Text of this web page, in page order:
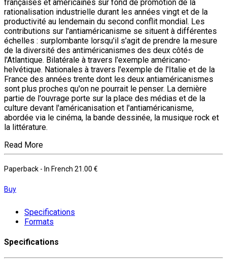
françaises et américaines sur fond de promotion de la
rationalisation industrielle durant les années vingt et de la
productivité au lendemain du second conflit mondial. Les
contributions sur l'antiaméricanisme se situent à différentes
échelles : surplombante lorsqu'il s'agit de prendre la mesure
de la diversité des antiméricanismes des deux côtés de
l'Atlantique. Bilatérale à travers l'exemple américano-
helvétique. Nationales à travers l'exemple de l'Italie et de la
France des années trente dont les deux antiaméricanismes
sont plus proches qu'on ne pourrait le penser. La dernière
partie de l'ouvrage porte sur la place des médias et de la
culture devant l'américanisation et l'antiaméricanisme,
abordée via le cinéma, la bande dessinée, la musique rock et
la littérature.
Read More
Paperback - In French 21.00 €
Buy
Specifications
Formats
Specifications